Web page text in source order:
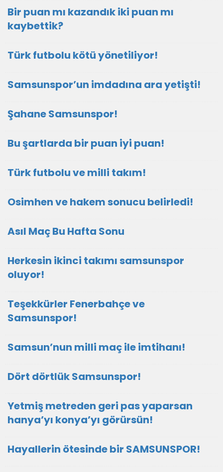
Bir puan mı kazandık iki puan mı
kaybettik?
Türk futbolu kötü yönetiliyor!
Samsunspor’un imdadına ara yetişti!
Şahane Samsunspor!
Bu şartlarda bir puan iyi puan!
Türk futbolu ve milli takım!
Osimhen ve hakem sonucu belirledi!
Asıl Maç Bu Hafta Sonu
Herkesin ikinci takımı samsunspor
oluyor!
Teşekkürler Fenerbahçe ve
Samsunspor!
Samsun’nun milli maç ile imtihanı!
Dört dörtlük Samsunspor!
Yetmiş metreden geri pas yaparsan
hanya’yı konya’yı görürsün!
Hayallerin ötesinde bir SAMSUNSPOR!